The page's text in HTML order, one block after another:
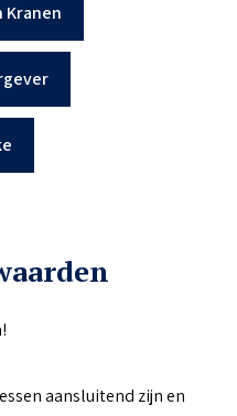
Kranen
aansluitend zijn en